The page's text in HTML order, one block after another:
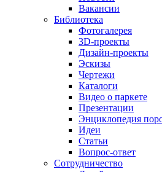
Вакансии
Библиотека
Фотогалерея
3D-проекты
Дизайн-проекты
Эскизы
Чертежи
Каталоги
Видео о паркете
Презентации
Энциклопедия
Идеи
Статьи
Вопрос-ответ
Сотрудничество